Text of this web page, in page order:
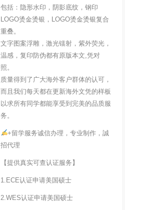
包括：隐形水印，阴影底纹，钢印
LOGO烫金烫银，LOGO烫金烫银复合
重叠。
文字图案浮雕，激光镭射，紫外荧光，
温感，复印防伪都有原版本文,凭对
照。
质量得到了广大海外客户群体的认可，
而且我们每天都在更新海外文凭的样板
以求所有同学都能享受到完美的品质服
务。
+留学服务诚信办理，专业制作，誠
招代理
【提供真实可查认证服务】
1.ECE认证申请美国硕士
2.WES认证申请美国硕士